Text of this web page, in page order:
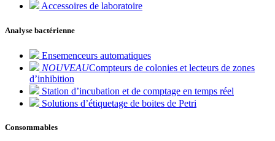
Accessoires de laboratoire
Analyse bactérienne
Ensemenceurs automatiques
NOUVEAUCompteurs de colonies et lecteurs de zones
d’inhibition
Station d’incubation et de comptage en temps réel
Solutions d’étiquetage de boites de Petri
Consommables